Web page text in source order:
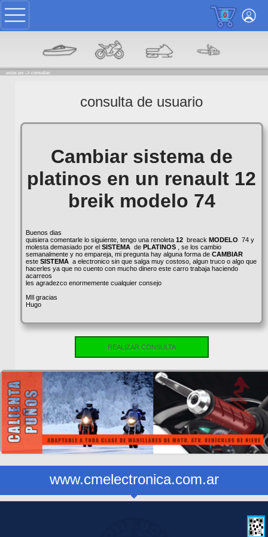
0
estas en: -> consultas
consulta de usuario
Cambiar sistema de
platinos en un renault 12
breik modelo 74
Buenos dias
quisiera comentarle lo siguiente, tengo una renoleta 12breack MODELO 74 y
molesta demasiado por el SISTEMAde PLATINOS, se los cambio
semanalmente y no empareja, mi pregunta hay alguna forma de CAMBIAR
este SISTEMAa electronico sin que salga muy costoso, algun truco o algo que
hacerles ya que no cuento con mucho dinero este carro trabaja haciendo
acarreos
les agradezco enormemente cualquier consejo
MIl gracias
Hugo
REALIZAR CONSULTA
www.cmelectronica.com.ar